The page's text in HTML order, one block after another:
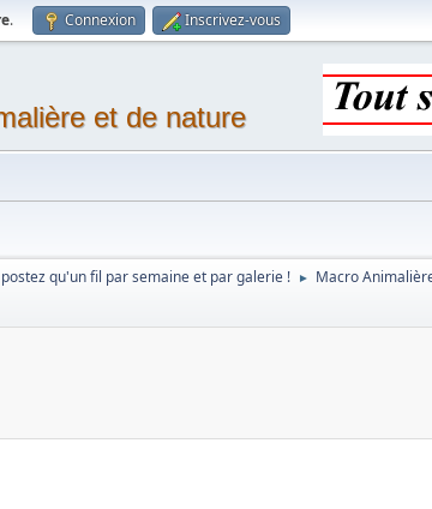
. Connexion Inscrivez-vous
et de nature
qu'un fil par semaine et par galerie ! ► Macro